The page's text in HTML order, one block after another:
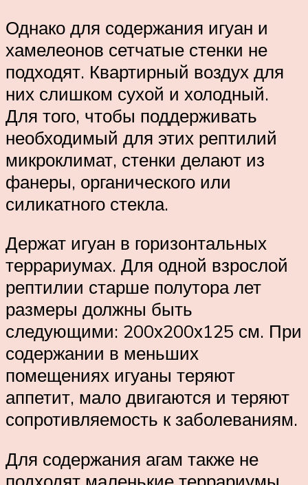
Однако для содержания игуан и
хамелеонов сетчатые стенки не
подходят. Квартирный воздух для
них слишком сухой и холодный.
Для того, чтобы поддерживать
необходимый для этих рептилий
микроклимат, стенки делают из
фанеры, органического или
силикатного стекла.
Держат игуан в горизонтальных
террариумах. Для одной взрослой
рептилии старше полутора лет
размеры должны быть
следующими: 200х200х125 см. При
содержании в меньших
помещениях игуаны теряют
аппетит, мало двигаются и теряют
сопротивляемость к заболеваниям.
Для содержания агам также не